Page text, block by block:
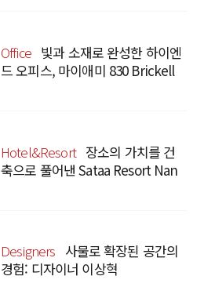
Office 빛과 소재로 완성한 하이엔
드 오피스, 마이애미 830 Brickell
Hotel&Resort 장소의 가치를 건
축으로 풀어낸 Sataa Resort Nan
Designers 사물로 확장된 공간의
경험: 디자이너 이상혁